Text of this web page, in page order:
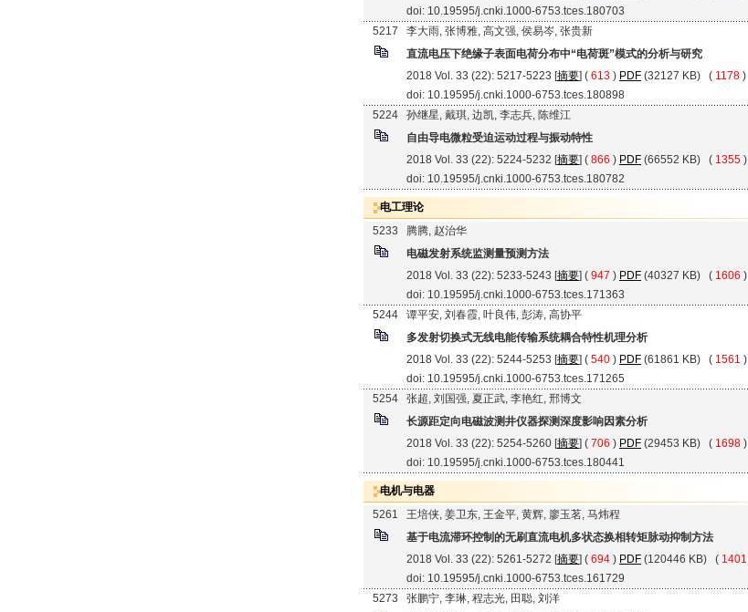
doi: 10.19595/j.cnki.1000-6753.tces.180703
5217
李大雨, 张博雅, 高文强, 侯易岑, 张贵新
直流电压下绝缘子表面电荷分布中“电荷斑”模式的分析与研究
2018 Vol. 33 (22): 5217-5223 [摘要] ( 613 ) PDF (32127 KB) ( 1178 )
doi: 10.19595/j.cnki.1000-6753.tces.180898
5224
孙继星, 戴琪, 边凯, 李志兵, 陈维江
自由导电微粒受迫运动过程与振动特性
2018 Vol. 33 (22): 5224-5232 [摘要] ( 866 ) PDF (66552 KB) ( 1355 )
doi: 10.19595/j.cnki.1000-6753.tces.180782
电工理论
5233
腾腾, 赵治华
电磁发射系统监测量预测方法
2018 Vol. 33 (22): 5233-5243 [摘要] ( 947 ) PDF (40327 KB) ( 1606 )
doi: 10.19595/j.cnki.1000-6753.tces.171363
5244
谭平安, 刘春霞, 叶良伟, 彭涛, 高协平
多发射切换式无线电能传输系统耦合特性机理分析
2018 Vol. 33 (22): 5244-5253 [摘要] ( 540 ) PDF (61861 KB) ( 1561 )
doi: 10.19595/j.cnki.1000-6753.tces.171265
5254
张超, 刘国强, 夏正武, 李艳红, 邢博文
长源距定向电磁波测井仪器探测深度影响因素分析
2018 Vol. 33 (22): 5254-5260 [摘要] ( 706 ) PDF (29453 KB) ( 1698 )
doi: 10.19595/j.cnki.1000-6753.tces.180441
电机与电器
5261
王培侠, 姜卫东, 王金平, 黄辉, 廖玉茗, 马炜程
基于电流滞环控制的无刷直流电机多状态换相转矩脉动抑制方法
2018 Vol. 33 (22): 5261-5272 [摘要] ( 694 ) PDF (120446 KB) ( 1401
doi: 10.19595/j.cnki.1000-6753.tces.161729
5273
张鹏宁, 李琳, 程志光, 田聪, 刘洋